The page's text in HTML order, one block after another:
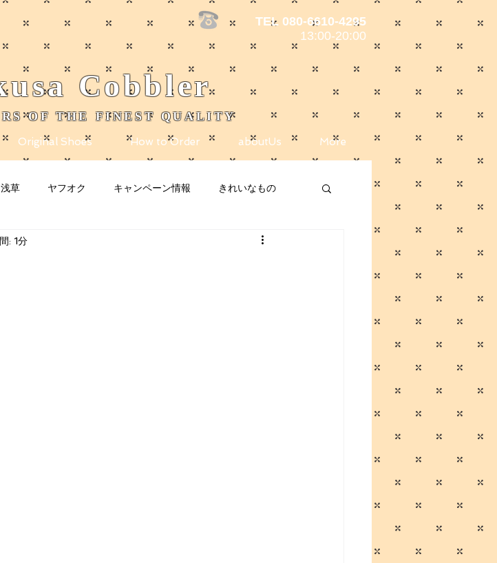
TEL 080-6610-4295
13:00-20:00
Cobbler
OF THE FINEST QUALITY
Original Shoes How to Order aboutUs More
浅草 ヤフオク キャンペーン情報 きれいなもの
グッズ メディア掲載
: 1分